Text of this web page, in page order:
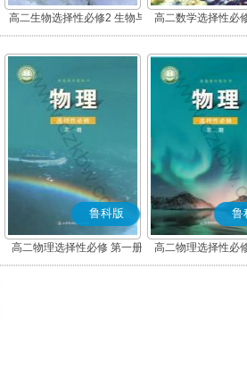
高二生物选择性必修2 生物与
环境
高二数学选择性必
(A版)
鲁科版
高二物理选择性必修 第一册
鲁
高二物理选择性必